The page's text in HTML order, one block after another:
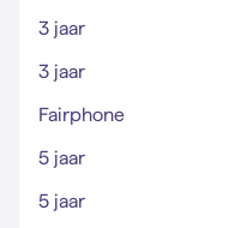
3 jaar
3 jaar
Fairphone
5 jaar
5 jaar